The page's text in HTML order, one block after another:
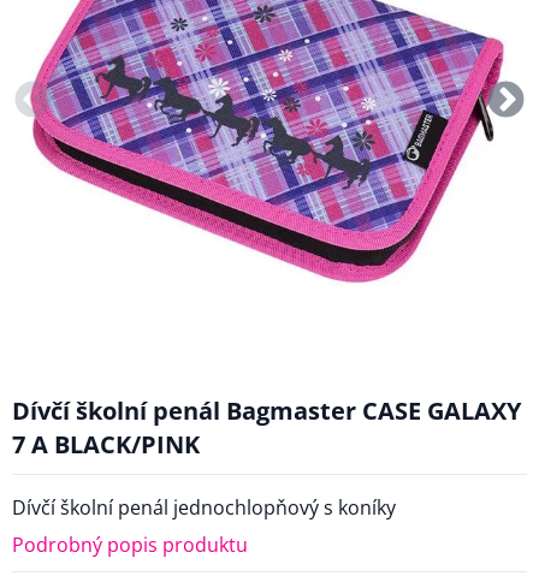
Dívčí školní penál Bagmaster CASE GALAXY
7 A BLACK/PINK
Dívčí školní penál jednochlopňový s koníky
Podrobný popis produktu